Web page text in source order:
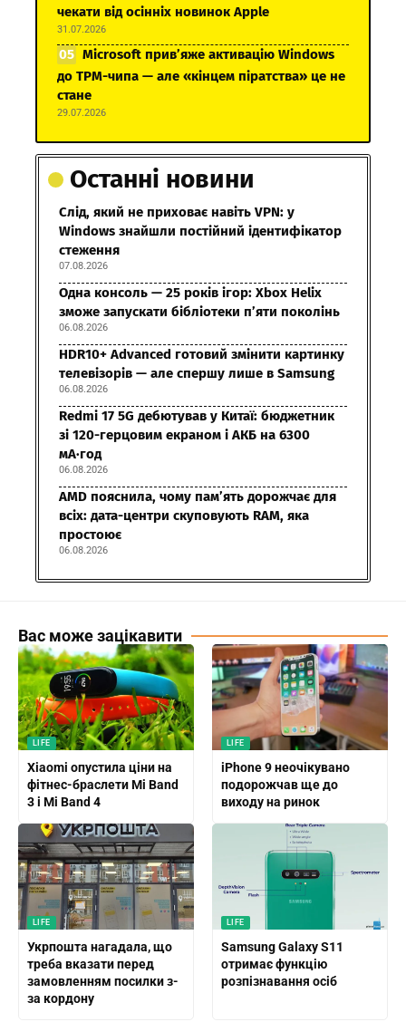
чекати від осінніх новинок Apple
31.07.2026
Microsoft прив’яже активацію Windows
до TPM-чипа — але «кінцем піратства» це не
стане
29.07.2026
Останні новини
Слід, який не приховає навіть VPN: у
Windows знайшли постійний ідентифікатор
стеження
07.08.2026
Одна консоль — 25 років ігор: Xbox Helix
зможе запускати бібліотеки п’яти поколінь
06.08.2026
HDR10+ Advanced готовий змінити картинку
телевізорів — але спершу лише в Samsung
06.08.2026
Redmi 17 5G дебютував у Китаї: бюджетник
зі 120-герцовим екраном і АКБ на 6300
мА·год
06.08.2026
AMD пояснила, чому пам’ять дорожчає для
всіх: дата-центри скуповують RAM, яка
простоює
06.08.2026
Вас може зацікавити
LIFE
Xiaomi опустила ціни на
фітнес-браслети Mi Band
3 і Mi Band 4
LIFE
iPhone 9 неочікувано
подорожчав ще до
виходу на ринок
LIFE
Укрпошта нагадала, що
треба вказати перед
замовленням посилки з-
за кордону
LIFE
Samsung Galaxy S11
отримає функцію
розпізнавання осіб